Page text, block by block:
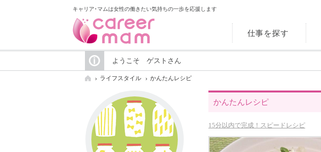
キャリア･マムは女性の働きたい気持ちの一歩を応援します
仕事を探す
ようこそ ゲストさん
ライフスタイル かんたんレシピ
かんたんレシピ
15分以内で完成！スピードレシピ